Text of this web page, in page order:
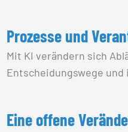
Prozesse und
Mit KI verändern sich
Entscheidungswege
Eine offene